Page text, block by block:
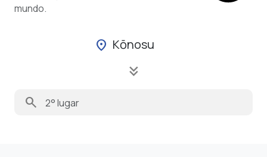
mundo.
location_on Kōnosu
keyboard_double_arrow_down
search